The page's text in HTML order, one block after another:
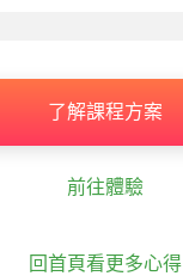
了解課程方案
前往體驗
回首頁看更多心得